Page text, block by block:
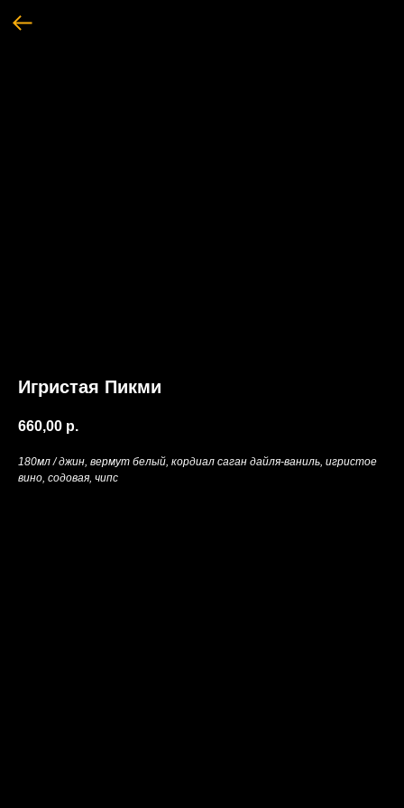
Игристая Пикми
660,00 р.
180мл / джин, вермут белый, кордиал саган дайля-ваниль, игристое
вино, содовая, чипс